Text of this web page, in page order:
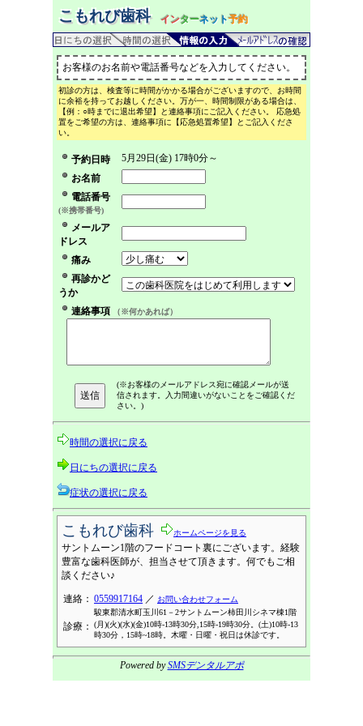
こもれび歯科 インターネット予約
お客様のお名前や電話番号などを入力してください。
初診の方は、検査等に時間がかかる場合がございますので、お時間
に余裕を持ってお越しください。万が一、時間制限がある場合は、
【例：○時までに退出希望】と連絡事項にご記入ください。 応急処
置をご希望の方は、連絡事項に【応急処置希望】とご記入くださ
い。
予約日時
5月29日(金) 17時0分～
お名前
電話番号
(※携帯番号)
メールア
ドレス
痛み
再診かど
うか
連絡事項
（※何かあれば）
(※お客様のメールアドレス宛に確認メールが送
信されます。入力間違いがないことをご確認くだ
さい。)
時間の選択に戻る
日にちの選択に戻る
症状の選択に戻る
こもれび歯科 ホームページを見る
サントムーン1階のフードコート裏にございます。経験
豊富な歯科医師が、担当させて頂きます。何でもご相
談ください♪
連絡： 0559917164 ／ お問い合わせフォーム
駿東郡清水町玉川61－2サントムーン柿田川シネマ棟1階
診療：
(月)(火)(水)(金)10時-13時30分,15時-19時30分。(土)10時-13
時30分，15時~18時。木曜・日曜・祝日は休診です。
Powered bySMSデンタルアポ